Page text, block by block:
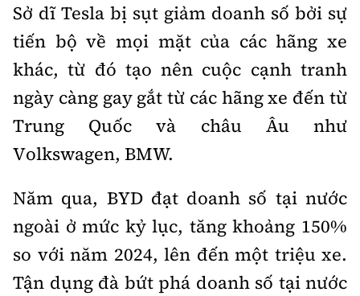
Sở dĩ Tesla bị sụt giảm doanh số bởi sự
tiến bộ về mọi mặt của các hãng xe
khác, từ đó tạo nên cuộc cạnh tranh
ngày càng gay gắt từ các hãng xe đến từ
Trung Quốc và châu Âu như
Volkswagen, BMW.
Năm qua, BYD đạt doanh số tại nước
ngoài ở mức kỷ lục, tăng khoảng 150%
so với năm 2024, lên đến một triệu xe.
Tận dụng đà bứt phá doanh số tại nước